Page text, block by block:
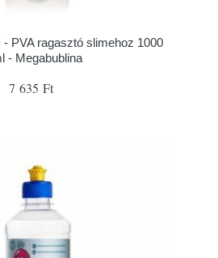
PVA ragasztó slimehoz 1000
- Megabublina
7 635 Ft